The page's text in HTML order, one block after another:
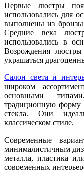
Первые люстры
использовались для
выполнены из
Средние века
использовались в
Возрождения
украшаться
Салон света и
широком
основными
традиционную форму
стекла. Они
классическом стиле.
Современные
минималистичным
металла, пластика
современных